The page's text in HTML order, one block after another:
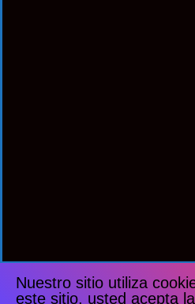
Nuestro sitio utiliza
este sitio, usted acepta la